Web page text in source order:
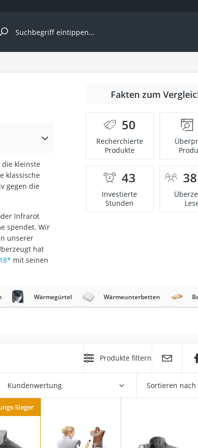
kleinste
klassische
gegen die
Infrarot
spendet. Wir
unserer
hat
* mit seinen
Fakten zum
50
Recherchierte
Produkte
43
Investierte
Stunden
Wärmegürtel Wärmeunterbetten
Produkte filtern
Kundenwertung Sortieren nach
Sieger